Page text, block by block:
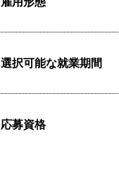
選択可能な就業期間
応募資格